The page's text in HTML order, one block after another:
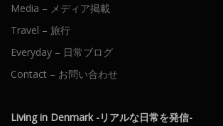
Media – メディア掲載
Travel – 旅行
Everyday – 日常ブログ
Contact – お問い合わせ
Living in Denmark -リアルな日常を発信-